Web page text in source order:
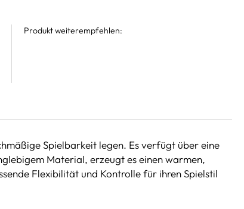
Produkt weiterempfehlen:
Spielbarkeit legen. Es verfügt über eine
Material, erzeugt es einen warmen,
Flexibilität und Kontrolle für ihren Spielstil